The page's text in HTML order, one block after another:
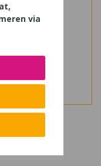
via